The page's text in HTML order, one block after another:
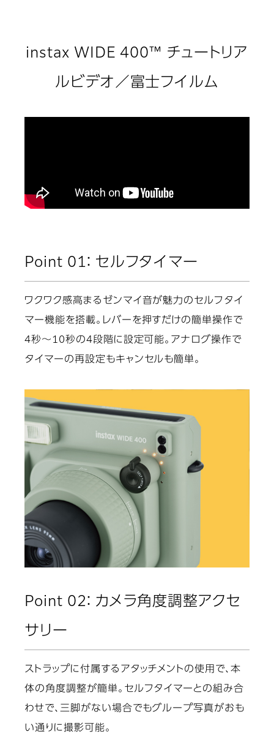
instax WIDE 400™ チュートリア
ルビデオ／富士フイルム
Point 01： セルフタイマー
ワクワク感高まるゼンマイ音が魅力のセルフタイ
マー機能を搭載。レバーを押すだけの簡単操作で
4秒～10秒の4段階に設定可能。アナログ操作で
タイマーの再設定もキャンセルも簡単。
Point 02： カメラ角度調整アクセ
サリー
ストラップに付属するアタッチメントの使用で、本
体の角度調整が簡単。セルフタイマーとの組み合
わせで、三脚がない場合でもグループ写真がおも
い通りに撮影可能。